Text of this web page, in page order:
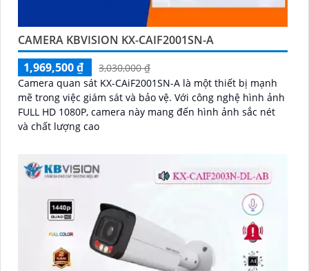
CAMERA KBVISION KX-CAIF2001SN-A
1,969,500 ₫
3,030,000 ₫
Camera quan sát KX-CAiF2001SN-A là một thiết bị mạnh
mẽ trong việc giám sát và bảo vệ. Với công nghệ hình ảnh
FULL HD 1080P, camera này mang đến hình ảnh sắc nét
và chất lượng cao